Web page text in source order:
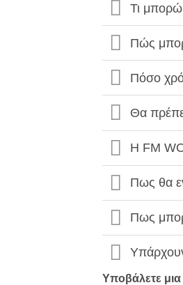
Τι
Πώς
Πόσο
Θα
Η FM
Πως θα
Πως
Υποβάλετε